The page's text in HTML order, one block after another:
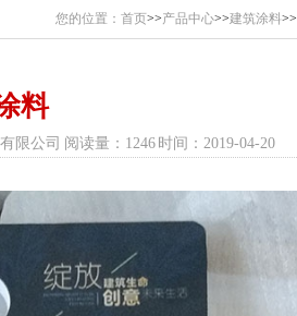
您的位置： 首页>>产品中心>>建筑涂料>>
料
限公司 阅读量：1246 时间：2019-04-20